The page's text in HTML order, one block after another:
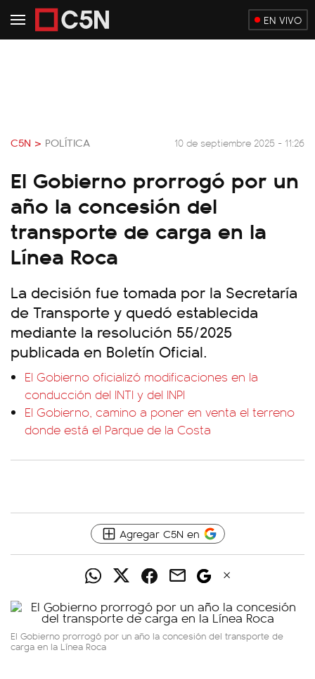
EN VIVO
C5N > POLÍTICA 10 de septiembre 2025 - 11:26
El Gobierno prorrogó por un
año la concesión del
transporte de carga en la
Línea Roca
La decisión fue tomada por la Secretaría
de Transporte y quedó establecida
mediante la resolución 55/2025
publicada en Boletín Oficial.
El Gobierno oficializó modificaciones en la
conducción del INTI y del INPI
El Gobierno, camino a poner en venta el terreno
donde está el Parque de la Costa
Agregar C5N en
El Gobierno prorrogó por un año la concesión del transporte de
carga en la Línea Roca